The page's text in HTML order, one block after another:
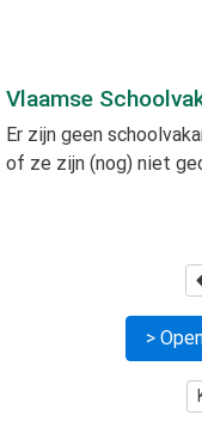
Vlaamse
Er zijn geen
of ze zijn (nog) niet
>